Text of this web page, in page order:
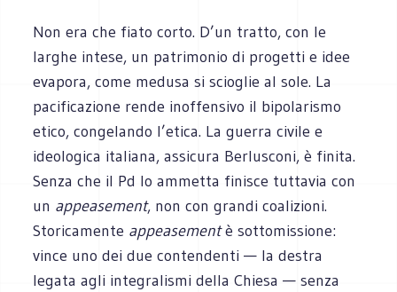
Non era che fiato corto. D’un tratto, con le
larghe intese, un patrimonio di progetti e idee
evapora, come medusa si scioglie al sole. La
pacificazione rende inoffensivo il bipolarismo
etico, congelando l’etica. La guerra civile e
ideologica italiana, assicura Berlusconi, è finita.
Senza che il Pd lo ammetta finisce tuttavia con
un appeasement, non con grandi coalizioni.
Storicamente appeasementè sottomissione:
vince uno dei due contendenti — la destra
legata agli integralismi della Chiesa — senza